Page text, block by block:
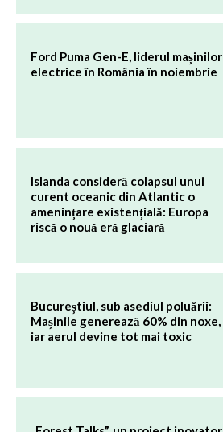
Ford Puma Gen-E, liderul mașinilor
electrice în România în noiembrie
Islanda consideră colapsul unui
curent oceanic din Atlantic o
amenințare existențială: Europa
riscă o nouă eră glaciară
Bucureștiul, sub asediul poluării:
Mașinile generează 60% din noxe,
iar aerul devine tot mai toxic